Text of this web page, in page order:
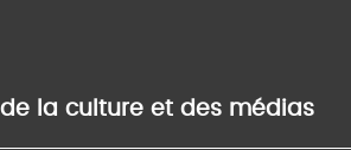
la culture et des médias